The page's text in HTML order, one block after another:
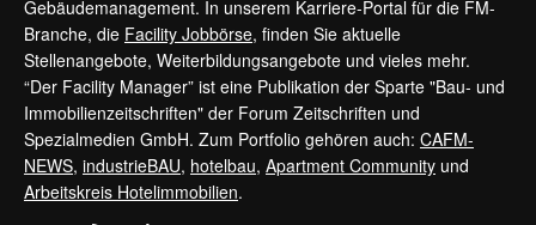
Gebäudemanagement. In unserem Karriere-Portal für die FM-
Branche, die Facility Jobbörse, finden Sie aktuelle
Stellenangebote, Weiterbildungsangebote und vieles mehr.
“Der Facility Manager” ist eine Publikation der Sparte "Bau- und
Immobilienzeitschriften" der Forum Zeitschriften und
Spezialmedien GmbH. Zum Portfolio gehören auch: CAFM-
NEWS, industrieBAU, hotelbau, Apartment Community und
Arbeitskreis Hotelimmobilien.